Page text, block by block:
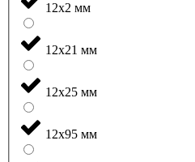
12x2 мм
12x21 мм
12x25 мм
12x95 мм